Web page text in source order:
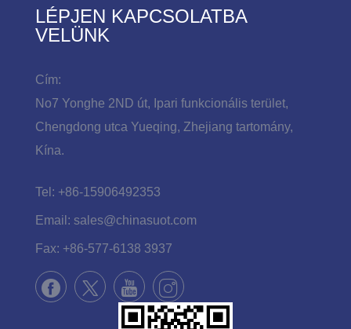
LÉPJEN KAPCSOLATBA
VELÜNK
Cím:
No7 Yonghe 2ND út, Ipari funkcionális terület,
Chengdong utca Yueqing, Zhejiang tartomány,
Kína.
Tel: +86-15906492353
Email: sales@chinasuot.com
Fax: +86-577-6138 3937